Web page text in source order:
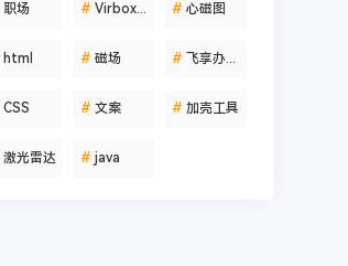
职场 # Virbox Protector # 心磁图
html # 磁场 # 飞享办公助手
CSS # 文案 # 加壳工具
激光雷达 # java